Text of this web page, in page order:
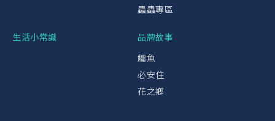
蟲蟲專區
生活小常識
品牌故事
鱷魚
必安住
花之鄉